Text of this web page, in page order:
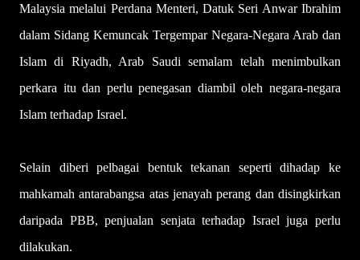
Malaysia melalui Perdana Menteri, Datuk Seri Anwar Ibrahim
dalam Sidang Kemuncak Tergempar Negara-Negara Arab dan
Islam di Riyadh, Arab Saudi semalam telah menimbulkan
perkara itu dan perlu penegasan diambil oleh negara-negara
Islam terhadap Israel.
Selain diberi pelbagai bentuk tekanan seperti dihadap ke
mahkamah antarabangsa atas jenayah perang dan disingkirkan
daripada PBB, penjualan senjata terhadap Israel juga perlu
dilakukan.